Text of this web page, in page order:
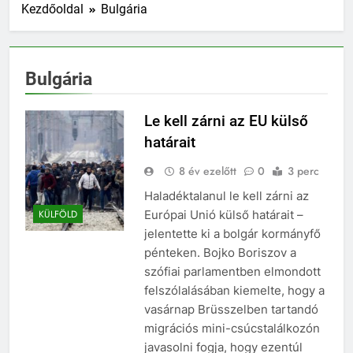
Kezdőoldal Bulgária
Bulgária
KÜLFÖLD
Le kell zárni az EU külső
határait
8 év ezelőtt 0 3 perc
Haladéktalanul le kell zárni az
Európai Unió külső határait –
jelentette ki a bolgár kormányfő
pénteken. Bojko Boriszov a
szófiai parlamentben elmondott
felszólalásában kiemelte, hogy a
vasárnap Brüsszelben tartandó
migrációs mini-csúcstalálkozón
javasolni fogja, hogy ezentúl